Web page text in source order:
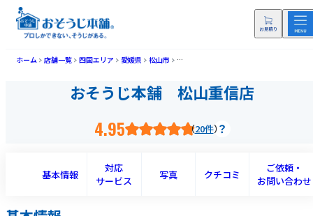
ホーム 店舗一覧 四国エリア 愛媛県 松山市 おそうじ本舗 松山重信店(マツヤマシゲ
おそうじ本舗 松山重信店
4.95 20件
基本情報
対応
サービス
写真 クチコミ
ご依頼・
お問い合わせ